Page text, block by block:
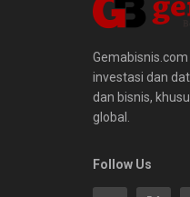
investasi dan
dan bisnis,
global.
Follow Us